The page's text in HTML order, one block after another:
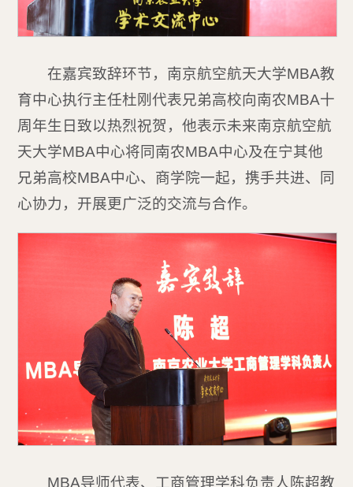
在嘉宾致辞环节，南京航空航天大学MBA教
育中心执行主任杜刚代表兄弟高校向南农MBA十
周年生日致以热烈祝贺，他表示未来南京航空航
天大学MBA中心将同南农MBA中心及在宁其他
兄弟高校MBA中心、商学院一起，携手共进、同
心协力，开展更广泛的交流与合作。
MBA导师代表、工商管理学科负责人陈超教